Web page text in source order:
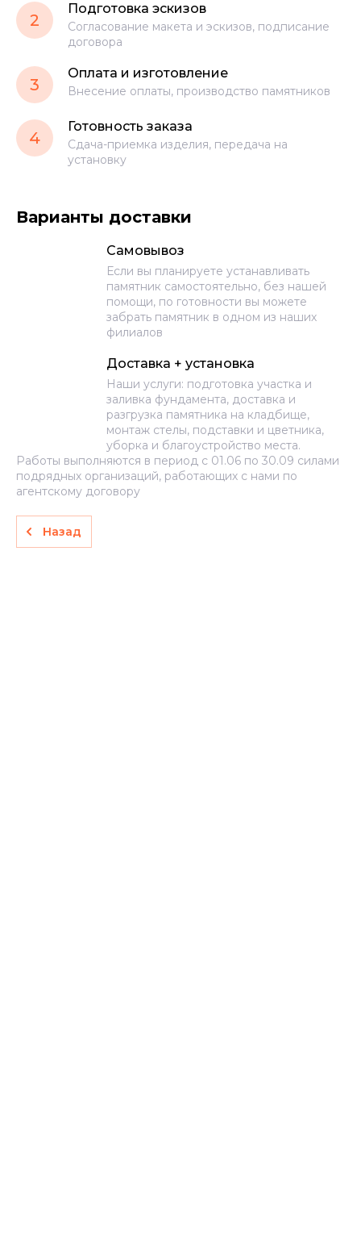
2
Подготовка эскизов
Согласование макета и эскизов, подписание
договора
3
Оплата и изготовление
Внесение оплаты, производство памятников
4
Готовность заказа
Сдача-приемка изделия, передача на
установку
Варианты доставки
Самовывоз
Если вы планируете устанавливать
памятник самостоятельно, без нашей
помощи, по готовности вы можете
забрать памятник в одном из наших
филиалов
Доставка + установка
Наши услуги: подготовка участка и
заливка фундамента, доставка и
разгрузка памятника на кладбище,
монтаж стелы, подставки и цветника,
уборка и благоустройство места.
Работы выполняются в период с 01.06 по 30.09 силами
подрядных организаций, работающих с нами по
агентскому договору
Назад